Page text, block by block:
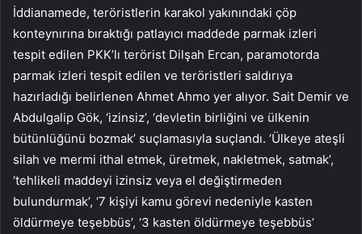
İddianamede, teröristlerin karakol yakınındaki çöp
konteynırına bıraktığı patlayıcı maddede parmak izleri
tespit edilen PKK’lı terörist Dilşah Ercan, paramotorda
parmak izleri tespit edilen ve teröristleri saldırıya
hazırladığı belirlenen Ahmet Ahmo yer alıyor. Sait Demir ve
Abdulgalip Gök, ‘izinsiz’, ‘devletin birliğini ve ülkenin
bütünlüğünü bozmak’ suçlamasıyla suçlandı. ‘Ülkeye ateşli
silah ve mermi ithal etmek, üretmek, nakletmek, satmak’,
‘tehlikeli maddeyi izinsiz veya el değiştirmeden
bulundurmak’, ‘7 kişiyi kamu görevi nedeniyle kasten
öldürmeye teşebbüs’, ‘3 kasten öldürmeye teşebbüs’